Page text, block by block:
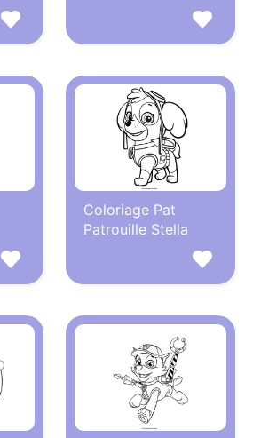
Coloriage Pat
Patrouille Stella